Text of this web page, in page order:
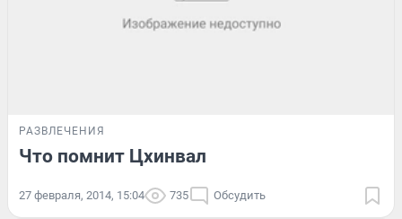
РАЗВЛЕЧЕНИЯ
Что помнит Цхинвал
27 февраля, 2014, 15:04 735 Обсудить